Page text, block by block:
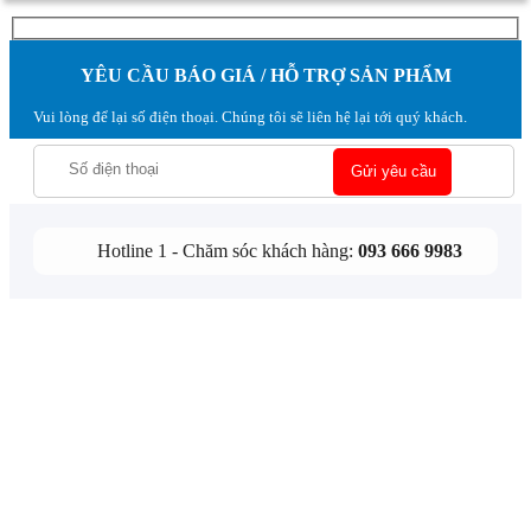
YÊU CẦU BÁO GIÁ / HỖ TRỢ SẢN PHẨM
Vui lòng để lại số điện thoại. Chúng tôi sẽ liên hệ lại tới quý khách.
Hotline 1 - Chăm sóc khách hàng: 093 666 9983